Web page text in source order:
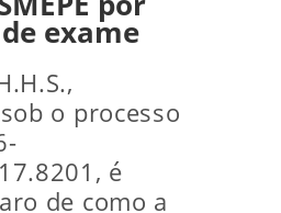
exame
o processo
é
de como a